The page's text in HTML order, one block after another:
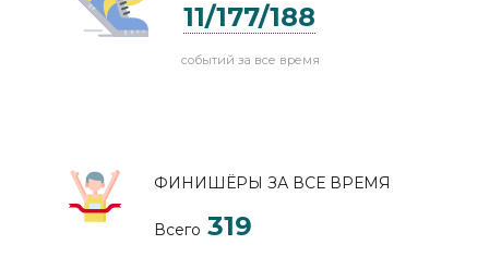
11/177/188
событий за все время
ФИНИШЁРЫ ЗА ВСЕ ВРЕМЯ
Всего 319